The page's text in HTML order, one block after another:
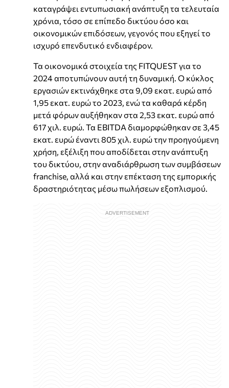
καταγράψει εντυπωσιακή ανάπτυξη τα τελευταία
χρόνια, τόσο σε επίπεδο δικτύου όσο και
οικονομικών επιδόσεων, γεγονός που εξηγεί το
ισχυρό επενδυτικό ενδιαφέρον.
Τα οικονομικά στοιχεία της FITQUEST για το
2024 αποτυπώνουν αυτή τη δυναμική. Ο κύκλος
εργασιών εκτινάχθηκε στα 9,09 εκατ. ευρώ από
1,95 εκατ. ευρώ το 2023, ενώ τα καθαρά κέρδη
μετά φόρων αυξήθηκαν στα 2,53 εκατ. ευρώ από
617 χιλ. ευρώ. Τα EBITDA διαμορφώθηκαν σε 3,45
εκατ. ευρώ έναντι 805 χιλ. ευρώ την προηγούμενη
χρήση, εξέλιξη που αποδίδεται στην ανάπτυξη
του δικτύου, στην αναδιάρθρωση των συμβάσεων
franchise, αλλά και στην επέκταση της εμπορικής
δραστηριότητας μέσω πωλήσεων εξοπλισμού.